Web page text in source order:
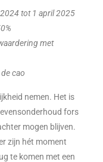
tot 1 april 2025
met
cao
nemen. Het is
fors
mogen blijven.
zijn hét moment
te komen met een